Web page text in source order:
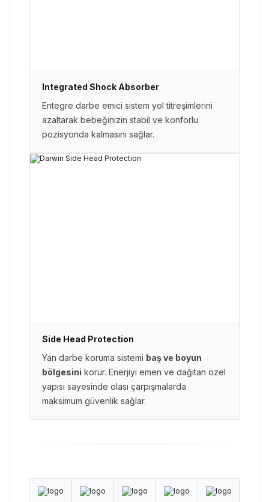
Integrated Shock Absorber
Entegre darbe emici sistem yol titreşimlerini
azaltarak bebeğinizin stabil ve konforlu
pozisyonda kalmasını sağlar.
Side Head Protection
Yan darbe koruma sistemi baş ve boyun
bölgesini korur. Enerjiyi emen ve dağıtan özel
yapısı sayesinde olası çarpışmalarda
maksimum güvenlik sağlar.